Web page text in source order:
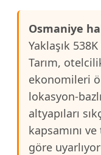
Osmaniye
Yaklaşık
Tarım,
ekonomileri
lokasyon-
altyapıları
kapsamını
göre